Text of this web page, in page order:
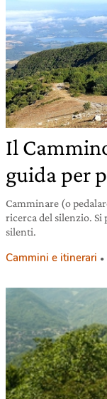
Il
guida per
Camminare (o
ricerca del silenzio.
silenti.
Cammini e itinerari